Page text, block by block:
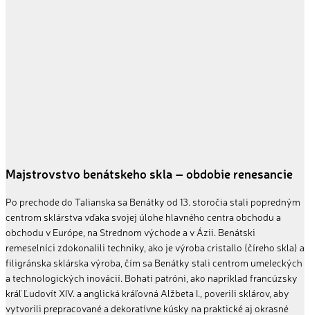
Majstrovstvo benátskeho skla – obdobie renesancie
Po prechode do Talianska sa Benátky od 13. storočia stali popredným
centrom sklárstva vďaka svojej úlohe hlavného centra obchodu a
obchodu v Európe, na Strednom východe a v Ázii. Benátski
remeselníci zdokonalili techniky, ako je výrobacristallo (číreho skla) a
filigránska sklárska výroba, čím sa Benátky stali centrom umeleckých
a technologických inovácií. Bohatí patróni, ako napríklad francúzsky
kráľ Ľudovít XIV. a anglická kráľovná Alžbeta I., poverili sklárov, aby
vytvorili prepracované a dekoratívne kúsky na praktické aj okrasné